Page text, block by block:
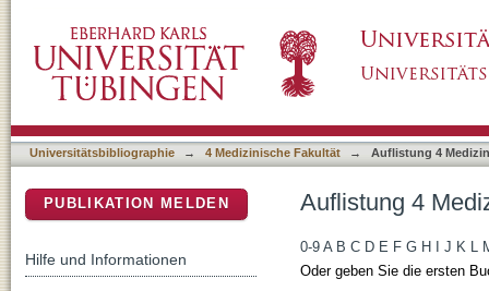
Universitätsbibliographie → 4 Medizinische Fakultät → Auflistung 4
Auflistung 4
0-9 A B C D E F G H J K L
Oder geben Sie die ersten
PUBLIKATION MELDEN
Hilfe und Informationen